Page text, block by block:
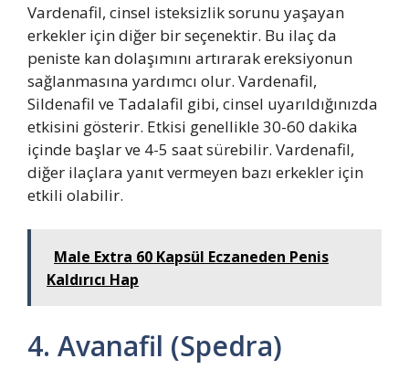
Vardenafil, cinsel isteksizlik sorunu yaşayan
erkekler için diğer bir seçenektir. Bu ilaç da
peniste kan dolaşımını artırarak ereksiyonun
sağlanmasına yardımcı olur. Vardenafil,
Sildenafil ve Tadalafil gibi, cinsel uyarıldığınızda
etkisini gösterir. Etkisi genellikle 30-60 dakika
içinde başlar ve 4-5 saat sürebilir. Vardenafil,
diğer ilaçlara yanıt vermeyen bazı erkekler için
etkili olabilir.
Male Extra 60 Kapsül Eczaneden Penis
Kaldırıcı Hap
4. Avanafil (Spedra)